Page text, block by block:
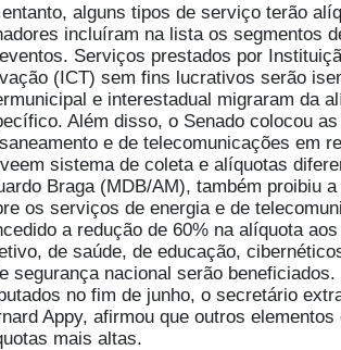
alguns tipos de serviço terão
incluíram na lista os segmentos
Serviços prestados por
(ICT) sem fins lucrativos serão
e interestadual migraram da
Além disso, o Senado colocou
e de telecomunicações em
sistema de coleta e alíquotas
Braga (MDB/AM), também proibiu
os serviços de energia e de
a redução de 60% na alíquota
de saúde, de educação,
segurança nacional serão
no fim de junho, o secretário
Appy, afirmou que outros
mais altas.